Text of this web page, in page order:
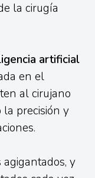
la cirugía
artificial
en el
al cirujano
precisión y
y